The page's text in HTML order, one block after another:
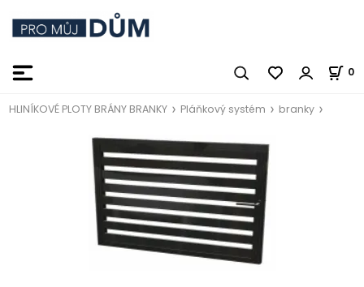
0
HLINÍKOVÉ PLOTY BRÁNY BRANKY Pláňkový systém branky